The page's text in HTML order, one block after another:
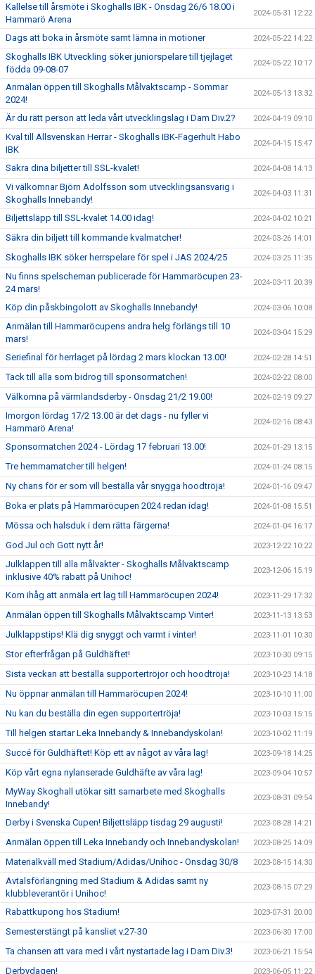
Kallelse till årsmöte i Skoghalls IBK - Onsdag 26/6 18.00 i
Hammarö Arena
2024-05-31 12:22
Dags att boka in årsmöte samt lämna in motioner 2024-05-22 14:22
Skoghalls IBK Utveckling söker juniorspelare till tjejlaget
födda 09-08-07
2024-05-22 10:17
Anmälan öppen till Skoghalls Målvaktscamp - Sommar
2024!
2024-05-13 13:32
Är du rätt person att leda vårt utvecklingslag i Dam Div.2? 2024-04-19 09:10
Kval till Allsvenskan Herrar - Skoghalls IBK-Fagerhult Habo
IBK
2024-04-15 15:47
Säkra dina biljetter till SSL-kvalet! 2024-04-08 14:13
Vi välkomnar Björn Adolfsson som utvecklingsansvarig i
Skoghalls Innebandy!
2024-04-03 11:31
Biljettsläpp till SSL-kvalet 14.00 idag! 2024-04-02 10:21
Säkra din biljett till kommande kvalmatcher! 2024-03-26 14:01
Skoghalls IBK söker herrspelare för spel i JAS 2024/25 2024-03-25 11:35
Nu finns spelscheman publicerade för Hammaröcupen 23-
24 mars!
2024-03-11 20:39
Köp din påskbingolott av Skoghalls Innebandy! 2024-03-06 10:08
Anmälan till Hammaröcupens andra helg förlängs till 10
mars!
2024-03-04 15:29
Seriefinal för herrlaget på lördag 2 mars klockan 13.00! 2024-02-28 14:51
Tack till alla som bidrog till sponsormatchen! 2024-02-22 08:00
Välkomna på värmlandsderby - Onsdag 21/2 19.00! 2024-02-19 09:27
Imorgon lördag 17/2 13.00 är det dags - nu fyller vi
Hammarö Arena!
2024-02-16 08:43
Sponsormatchen 2024 - Lördag 17 februari 13.00! 2024-01-29 13:15
Tre hemmamatcher till helgen! 2024-01-24 08:15
Ny chans för er som vill beställa vår snygga hoodtröja! 2024-01-16 09:47
Boka er plats på Hammaröcupen 2024 redan idag! 2024-01-08 15:51
Mössa och halsduk i dem rätta färgerna! 2024-01-04 16:17
God Jul och Gott nytt år! 2023-12-22 10:22
Julklappen till alla målvakter - Skoghalls Målvaktscamp
inklusive 40% rabatt på Unihoc!
2023-12-06 15:19
Kom ihåg att anmäla ert lag till Hammaröcupen 2024! 2023-11-29 17:32
Anmälan öppen till Skoghalls Målvaktscamp Vinter! 2023-11-13 13:53
Julklappstips! Klä dig snyggt och varmt i vinter! 2023-11-01 10:30
Stor efterfrågan på Guldhäftet! 2023-10-30 09:15
Sista veckan att beställa supportertröjor och hoodtröja! 2023-10-23 14:18
Nu öppnar anmälan till Hammaröcupen 2024! 2023-10-10 11:00
Nu kan du beställa din egen supportertröja! 2023-10-03 15:15
Till helgen startar Leka Innebandy & Innebandyskolan! 2023-10-02 11:19
Succé för Guldhäftet! Köp ett av något av våra lag! 2023-09-18 14:25
Köp vårt egna nylanserade Guldhäfte av våra lag! 2023-09-04 10:57
MyWay Skoghall utökar sitt samarbete med Skoghalls
Innebandy!
2023-08-31 09:54
Derby i Svenska Cupen! Biljettsläpp tisdag 29 augusti! 2023-08-28 14:21
Anmälan öppen till Leka Innebandy och Innebandyskolan! 2023-08-25 14:09
Materialkväll med Stadium/Adidas/Unihoc - Onsdag 30/8 2023-08-15 14:30
Avtalsförlängning med Stadium & Adidas samt ny
klubbleverantör i Unihoc!
2023-08-15 07:29
Rabattkupong hos Stadium! 2023-07-31 20:00
Semesterstängt på kansliet v.27-30 2023-06-30 17:00
Ta chansen att vara med i vårt nystartade lag i Dam Div.3! 2023-06-21 15:54
Derbydagen! 2023-06-05 11:22